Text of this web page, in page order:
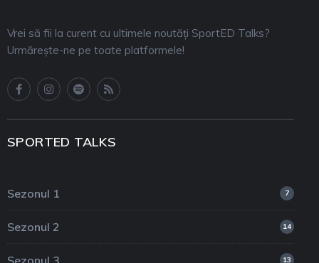
Vrei să fii la curent cu ultimele noutăți SportED Talks?
Urmărește-ne pe toate platformele!
SPORTED TALKS
Sezonul 1 7
Sezonul 2 14
13